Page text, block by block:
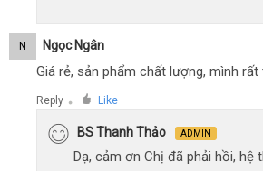
N Ngọc Ngân
Giá rẻ, sản phẩm chất lượng, mình rất
Reply ● Like
BS Thanh Thảo ADMIN
Dạ, cảm ơn Chị đã phải hồi, hệ